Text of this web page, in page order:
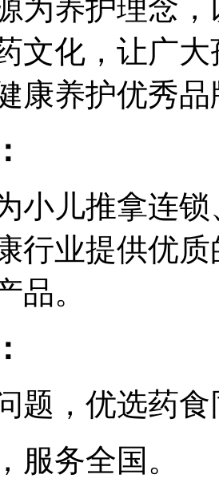
为养护理念
文化，让广
康养护优秀品
小儿推拿连
行业提供优
品。
题，优选药食
服务全国。